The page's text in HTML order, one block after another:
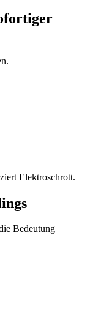
Elektroschrott.
Bedeutung